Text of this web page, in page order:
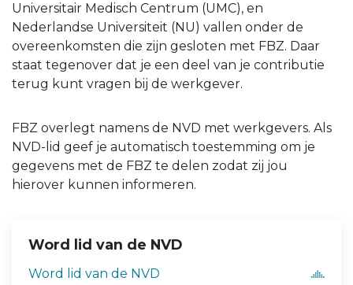
Universitair Medisch Centrum (UMC), en
Nederlandse Universiteit (NU) vallen onder de
overeenkomsten die zijn gesloten met FBZ. Daar
staat tegenover dat je een deel van je contributie
terug kunt vragen bij de werkgever.
FBZ overlegt namens de NVD met werkgevers. Als
NVD-lid geef je automatisch toestemming om je
gegevens met de FBZ te delen zodat zij jou
hierover kunnen informeren.
Word lid van de NVD
Word lid van de NVD